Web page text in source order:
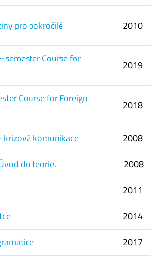
pro pokročilé 2010
semester Course for
2019
Course for Foreign
2018
krizová komunikace
2008
do teorie.
2008
2011
2014
2017